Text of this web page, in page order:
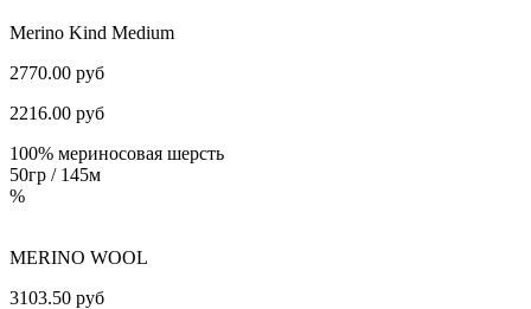
Merino Kind Medium
2770.00 руб
2216.00 руб
100% мериносовая шерсть
50гр / 145м
%
MERINO WOОL
3103.50 руб